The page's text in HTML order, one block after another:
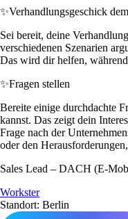
✨Verhandlungsgeschick
Sei bereit, deine
verschiedenen Szenarien
Das wird dir helfen,
✨Fragen stellen
Bereite einige durchdachte
kannst. Das zeigt dein
Frage nach der
oder den
Sales Lead – DACH (E-
Workster
Standort: Berlin